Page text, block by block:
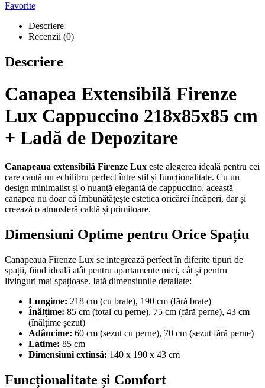
Favorite
Descriere
Recenzii (0)
Descriere
Canapea Extensibilă Firenze
Lux Cappuccino 218x85x85 cm
+ Ladă de Depozitare
Canapeaua extensibilă Firenze Lux este alegerea ideală pentru cei
care caută un echilibru perfect între stil și funcționalitate. Cu un
design minimalist și o nuanță elegantă de cappuccino, această
canapea nu doar că îmbunătățește estetica oricărei încăperi, dar și
creează o atmosferă caldă și primitoare.
Dimensiuni Optime pentru Orice Spațiu
Canapeaua Firenze Lux se integrează perfect în diferite tipuri de
spații, fiind ideală atât pentru apartamente mici, cât și pentru
livinguri mai spațioase. Iată dimensiunile detaliate:
Lungime: 218 cm (cu brate), 190 cm (fără brate)
Înălțime: 85 cm (total cu perne), 75 cm (fără perne), 43 cm
(înălțime șezut)
Adâncime: 60 cm (sezut cu perne), 70 cm (sezut fără perne)
Latime: 85 cm
Dimensiuni extinsă: 140 x 190 x 43 cm
Funcționalitate și Comfort